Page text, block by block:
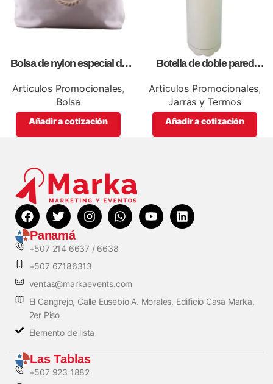
Bolsa de nylon especial de
con impresión full color.
Articulos Promocionales,
Bolsa
Añadir a cotización
Botella de doble pared
promocionales
Articulos Promocionales,
Jarras y Termos
Añadir a cotización
Panamá
+507 214 6637 / 6638
+507 67186313
ventas@markaevents.com
El Cangrejo, Calle Eusebio A. Morales, Edificio Casa Marka,
2er Piso
Elemento de lista
Las Tablas
+507 923 1882